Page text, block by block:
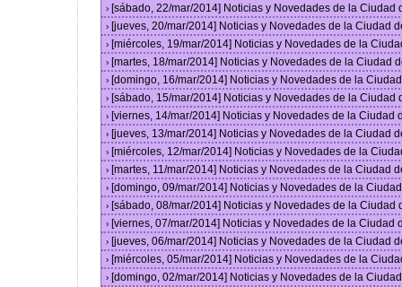
› [sábado, 22/mar/2014] Noticias y Novedades de la Ciudad
› [jueves, 20/mar/2014] Noticias y Novedades de la Ciudad
› [miércoles, 19/mar/2014] Noticias y Novedades de la
› [martes, 18/mar/2014] Noticias y Novedades de la Ciudad
› [domingo, 16/mar/2014] Noticias y Novedades de la
› [sábado, 15/mar/2014] Noticias y Novedades de la Ciudad
› [viernes, 14/mar/2014] Noticias y Novedades de la Ciudad
› [jueves, 13/mar/2014] Noticias y Novedades de la Ciudad
› [miércoles, 12/mar/2014] Noticias y Novedades de la
› [martes, 11/mar/2014] Noticias y Novedades de la Ciudad
› [domingo, 09/mar/2014] Noticias y Novedades de la
› [sábado, 08/mar/2014] Noticias y Novedades de la Ciudad
› [viernes, 07/mar/2014] Noticias y Novedades de la Ciudad
› [jueves, 06/mar/2014] Noticias y Novedades de la Ciudad
› [miércoles, 05/mar/2014] Noticias y Novedades de la
› [domingo, 02/mar/2014] Noticias y Novedades de la